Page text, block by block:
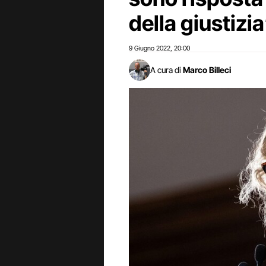
della
9 Giugno 2022 20:00
A cura di Marco Billeci